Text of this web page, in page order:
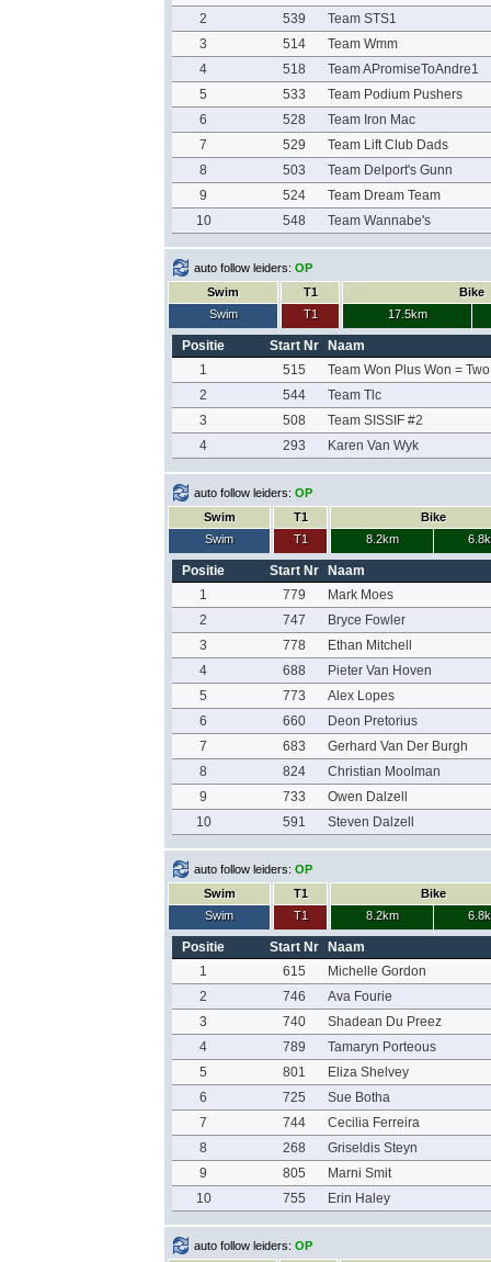
2
539
Team STS1
3
514
Team Wmm
4
518
Team APromiseToAndre1
5
533
Team Podium Pushers
6
528
Team Iron Mac
7
529
Team Lift Club Dads
8
503
Team Delport's Gunn
9
524
Team Dream Team
10
548 Team Wannabe's
auto follow leiders: OP
Swim
Swim
T1
T1
Bike
17.5km
Positie Start Nr
Naam
1
515
Team Won Plus Won = Two
2
544
Team Tlc
3
508
Team SISSIF #2
4
293 Karen Van Wyk
auto follow leiders: OP
Swim
Swim
T1
T1
Bike
8.2km
Positie Start Nr
Naam
1
779
Mark Moes
2
747
Bryce Fowler
3
778
Ethan Mitchell
4
688
Pieter Van Hoven
5
773
Alex Lopes
6
660
Deon Pretorius
7
683
Gerhard Van Der Burgh
8
824
Christian Moolman
9
733
Owen Dalzell
10
591 Steven Dalzell
auto follow leiders: OP
Swim
Swim
T1
T1
Bike
8.2km
Positie Start Nr
Naam
1
615
Michelle Gordon
2
746
Ava Fourie
3
740
Shadean Du Preez
4
789
Tamaryn Porteous
5
801
Eliza Shelvey
6
725
Sue Botha
7
744
Cecilia Ferreira
8
268
Griseldis Steyn
9
805
Marni Smit
10
755 Erin Haley
auto follow leiders: OP